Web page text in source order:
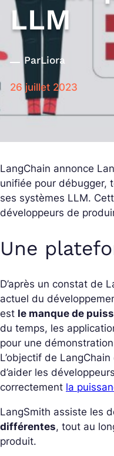
LLM
ParLiora
26 juillet 2023
LangChain annonce
unifiée pour débugger,
ses systèmes LLM.
développeurs de
Une
D’après un constat de
actuel du
est le manque de
du temps, les
pour une
L’objectif de
d’aider les
correctement la
LangSmith assiste les
différentes, tout au
produit.